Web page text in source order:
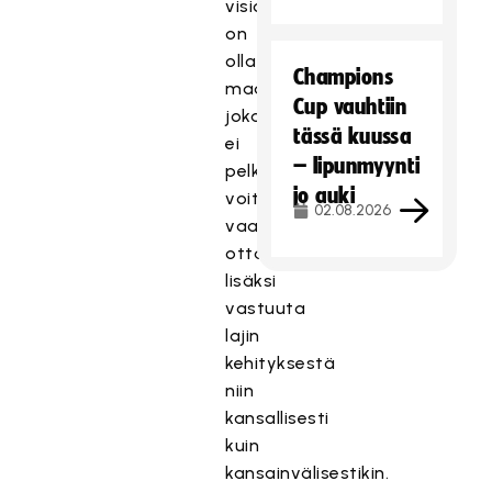
visiomme
on
olla
maajoukkue,
joka
ei
pelkästään
voita
vaan
ottaa
lisäksi
vastuuta
lajin
kehityksestä
niin
kansallisesti
kuin
kansainvälisestikin.
Champions
Cup vauhtiin
tässä kuussa
– lipunmyynti
jo auki
02.08.2026